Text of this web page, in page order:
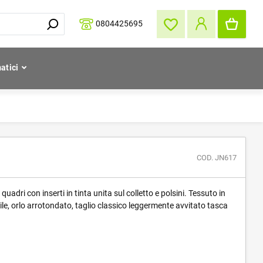
0804425695
COD. JN617
con inserti in tinta unita sul colletto e polsini. Tessuto in
orlo arrotondato, taglio classico leggermente avvitato tasca